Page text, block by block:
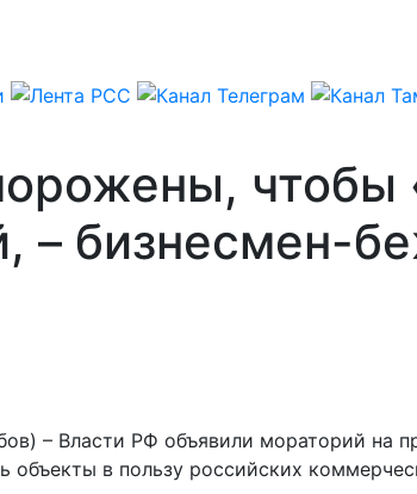
чтобы
– бизнесмен-
– Власти РФ объявили мораторий на
объекты в пользу российских